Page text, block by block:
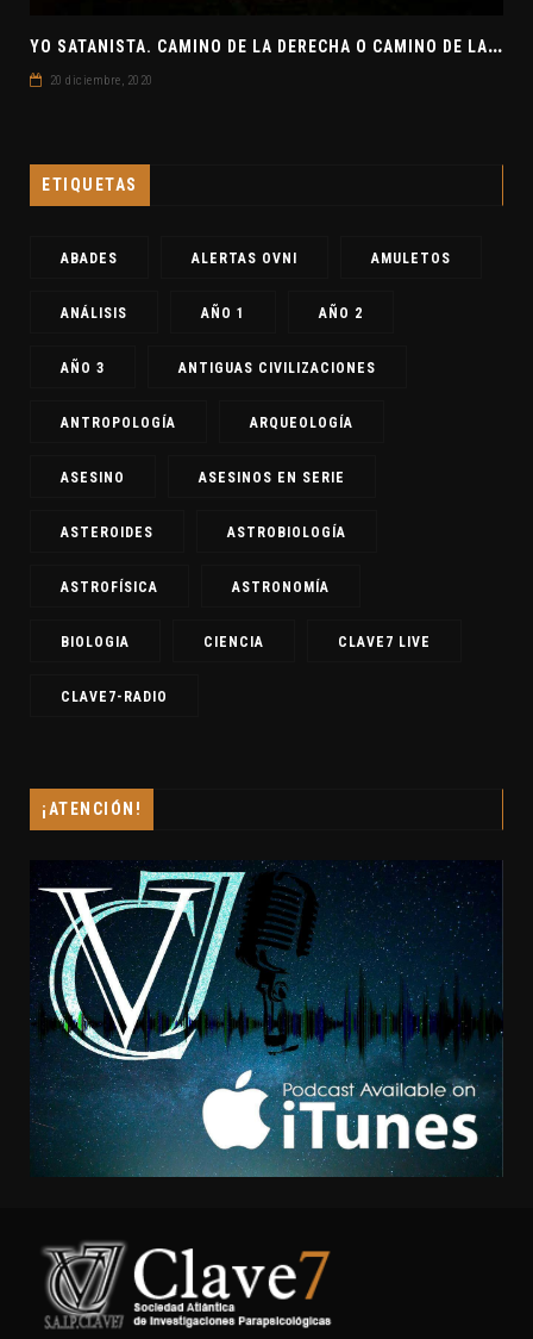
Y
O SATANISTA. CAMINO DE LA DERECHA O CAMINO DE LA IZQUIERDA. CLAVE7 NEWS
20 diciembre, 2020
ETIQUETAS
ABADES ALERTAS OVNI AMULETOS
ANÁLISIS AÑO 1 AÑO 2
AÑO 3 ANTIGUAS CIVILIZACIONES
ANTROPOLOGÍA ARQUEOLOGÍA
ASESINO ASESINOS EN SERIE
ASTEROIDES ASTROBIOLOGÍA
ASTROFÍSICA ASTRONOMÍA
BIOLOGIA CIENCIA CLAVE7 LIVE
CLAVE7-RADIO
¡ATENCIÓN!